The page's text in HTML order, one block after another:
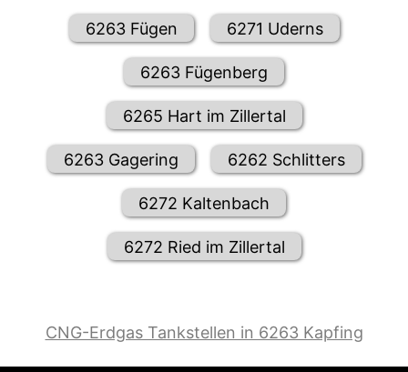
6263 Fügen 6271 Uderns
6263 Fügenberg
6265 Hart im Zillertal
6263 Gagering 6262 Schlitters
6272 Kaltenbach
6272 Ried im Zillertal
CNG-Erdgas Tankstellen in 6263 Kapfing